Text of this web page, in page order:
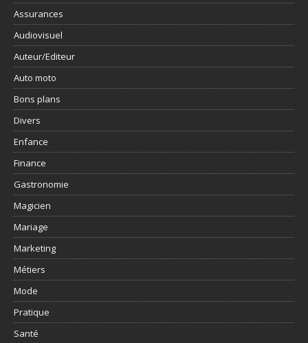
Assurances
Audiovisuel
Auteur/Editeur
Auto moto
Bons plans
Divers
Enfance
Finance
Gastronomie
Magicien
Mariage
Marketing
Métiers
Mode
Pratique
Santé